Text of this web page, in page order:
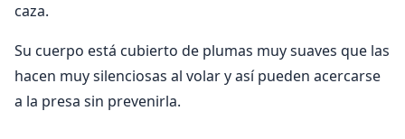
caza.
Su cuerpo está cubierto de plumas muy suaves que las
hacen muy silenciosas al volar y así pueden acercarse
a la presa sin prevenirla.